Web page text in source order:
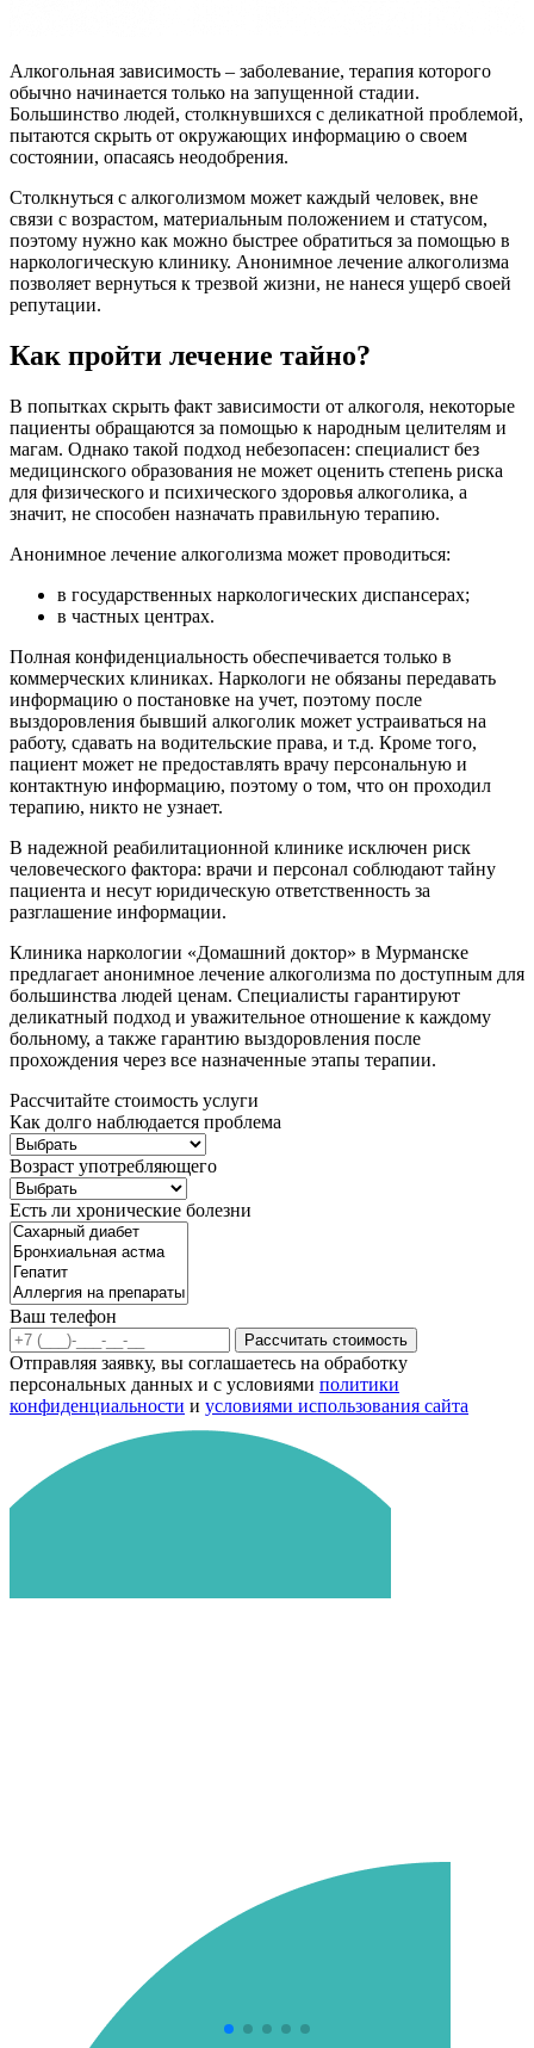
Алкогольная зависимость – заболевание, терапия которого
обычно начинается только на запущенной стадии.
Большинство людей, столкнувшихся с деликатной проблемой,
пытаются скрыть от окружающих информацию о своем
состоянии, опасаясь неодобрения.
Столкнуться с алкоголизмом может каждый человек, вне
связи с возрастом, материальным положением и статусом,
поэтому нужно как можно быстрее обратиться за помощью в
наркологическую клинику. Анонимное лечение алкоголизма
позволяет вернуться к трезвой жизни, не нанеся ущерб своей
репутации.
Как пройти лечение тайно?
В попытках скрыть факт зависимости от алкоголя, некоторые
пациенты обращаются за помощью к народным целителям и
магам. Однако такой подход небезопасен: специалист без
медицинского образования не может оценить степень риска
для физического и психического здоровья алкоголика, а
значит, не способен назначать правильную терапию.
Анонимное лечение алкоголизма может проводиться:
в государственных наркологических диспансерах;
в частных центрах.
Полная конфиденциальность обеспечивается только в
коммерческих клиниках. Наркологи не обязаны передавать
информацию о постановке на учет, поэтому после
выздоровления бывший алкоголик может устраиваться на
работу, сдавать на водительские права, и т.д. Кроме того,
пациент может не предоставлять врачу персональную и
контактную информацию, поэтому о том, что он проходил
терапию, никто не узнает.
В надежной реабилитационной клинике исключен риск
человеческого фактора: врачи и персонал соблюдают тайну
пациента и несут юридическую ответственность за
разглашение информации.
Клиника наркологии «Домашний доктор» в Мурманске
предлагает анонимное лечение алкоголизма по доступным для
большинства людей ценам. Специалисты гарантируют
деликатный подход и уважительное отношение к каждому
больному, а также гарантию выздоровления после
прохождения через все назначенные этапы терапии.
Рассчитайте стоимость услуги
Как долго наблюдается проблема
Возраст употребляющего
Есть ли хронические болезни
Ваш телефон
Рассчитать стоимость
Отправляя заявку, вы соглашаетесь на обработку
персональных данных и с условиями политики
конфиденциальности и условиями использования сайта